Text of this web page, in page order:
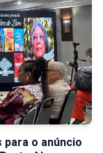
para o anúncio